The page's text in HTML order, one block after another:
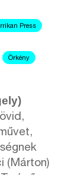
Press
Örkény
(Márton)